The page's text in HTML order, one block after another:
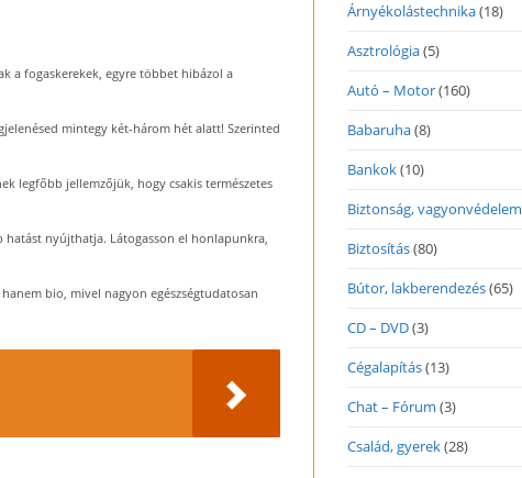
a fogaskerekek, egyre többet hibázol a
mintegy két-három hét alatt! Szerinted
legfőbb jellemzőjük, hogy csakis természetes
hatást nyújthatja. Látogasson el honlapunkra,
bio, mivel nagyon egészségtudatosan
Árnyékolástechnika(18)
Asztrológia(5)
Autó – Motor(160)
Babaruha(8)
Bankok(10)
Biztonság, vagyonvédelem
Biztosítás(80)
Bútor, lakberendezés(65)
CD – DVD(3)
Cégalapítás(13)
Chat – Fórum (3)
Család, gyerek(28)